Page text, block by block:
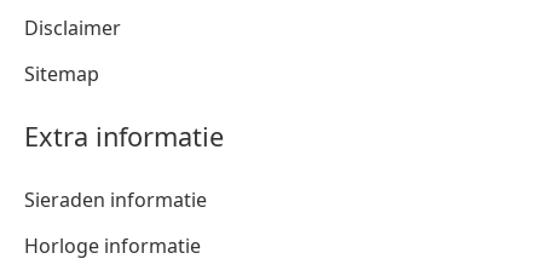
Disclaimer
Sitemap
Extra informatie
Sieraden informatie
Horloge informatie